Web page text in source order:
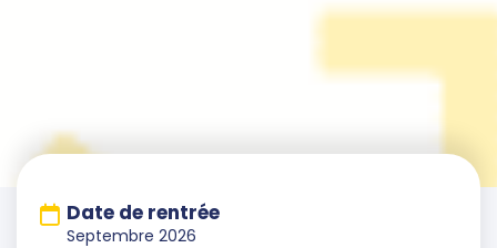
Date de rentrée
Septembre 2026